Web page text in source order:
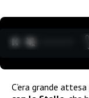
C’era grande